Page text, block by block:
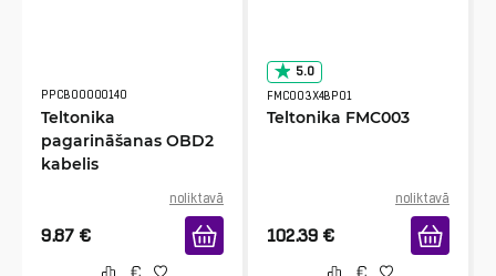
PPCB00000140
Teltonika
pagarināšanas OBD2
kabelis
noliktavā
9.87 €
5.0
FMC003X4BP01
Teltonika FMC003
noliktavā
102.39 €